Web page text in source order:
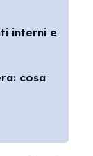
interni e
cosa